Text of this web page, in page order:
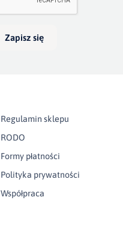
Zapisz się
Regulamin sklepu
RODO
Formy płatności
Polityka prywatności
Współpraca